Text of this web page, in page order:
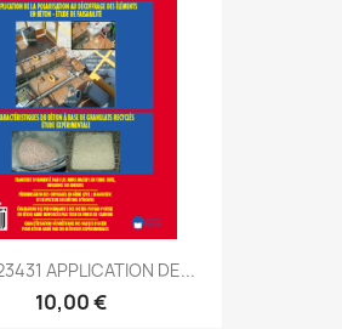
APPLICATION DE...
10,00 €